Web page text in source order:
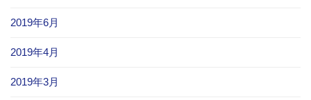
2019年6月
2019年4月
2019年3月